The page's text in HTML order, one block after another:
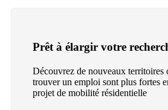
Prêt à élargir votre
Découvrez de nouveaux territoires
trouver un emploi sont plus fortes
projet de mobilité résidentielle